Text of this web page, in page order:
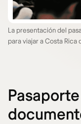
La presentación del
para viajar a Costa Rica